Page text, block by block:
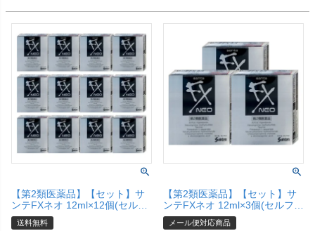
【第2類医薬品】【セット】サ
ンテFXネオ 12ml×12個(セルフ
メディケーション税制対象)
【参天製薬株式会社】【宅配便
送料無料
【第2類医薬品】【セット】サ
ンテFXネオ 12ml×3個(セルフメ
ディケーション税制対象)【参
天製薬株式会社】【メール便対
メール便対応商品